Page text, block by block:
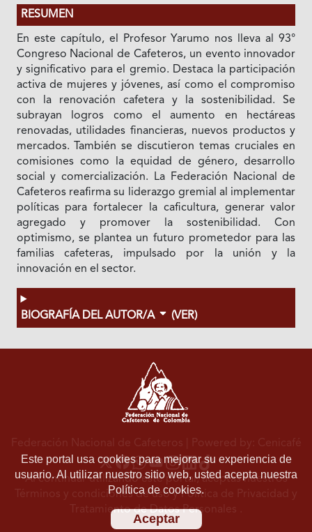
RESUMEN
En este capítulo, el Profesor Yarumo nos lleva al 93°
Congreso Nacional de Cafeteros, un evento innovador
y significativo para el gremio. Destaca la participación
activa de mujeres y jóvenes, así como el compromiso
con la renovación cafetera y la sostenibilidad. Se
subrayan logros como el aumento en hectáreas
renovadas, utilidades financieras, nuevos productos y
mercados. También se discutieron temas cruciales en
comisiones como la equidad de género, desarrollo
social y comercialización. La Federación Nacional de
Cafeteros reafirma su liderazgo gremial al implementar
políticas para fortalecer la caficultura, generar valor
agregado y promover la sostenibilidad. Con
optimismo, se plantea un futuro prometedor para las
familias cafeteras, impulsado por la unión y la
innovación en el sector.
BIOGRAFÍA DEL AUTOR/A (VER)
Este portal usa cookies para mejorar su experiencia de
usuario. Al utilizar nuestro sitio web, usted acepta nuestra
Política de cookies.
Aceptar
Federación Nacional de Cafeteros | Powered by: Cenicafé
Al continuar utilizando este portal, aceptas nuestros
Términos y condiciones de usoyPolítica de Privacidad y
Tratamiento de Datos Personales